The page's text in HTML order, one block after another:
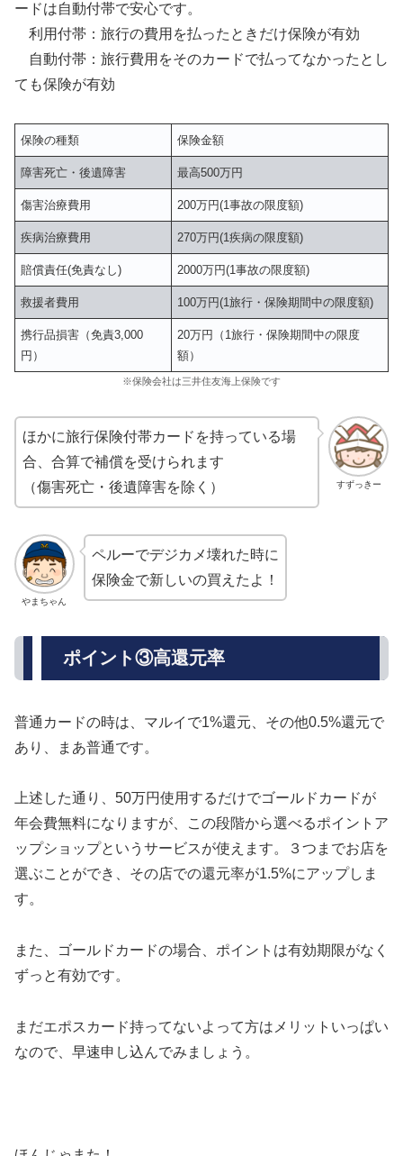
ードは自動付帯で安心です。
利用付帯：旅行の費用を払ったときだけ保険が有効
自動付帯：旅行費用をそのカードで払ってなかったとし
ても保険が有効
保険の種類 保険金額
障害死亡・後遺障害 最高500万円
傷害治療費用 200万円(1事故の限度額)
疾病治療費用 270万円(1疾病の限度額)
賠償責任(免責なし) 2000万円(1事故の限度額)
救援者費用 100万円(1旅行・保険期間中の限度額)
携行品損害（免責3,000
円）
20万円（1旅行・保険期間中の限度
額）
※保険会社は三井住友海上保険です
すずっきー
ほかに旅行保険付帯カードを持っている場
合、合算で補償を受けられます
（傷害死亡・後遺障害を除く）
やまちゃん
ペルーでデジカメ壊れた時に
保険金で新しいの買えたよ！
ポイント③高還元率
普通カードの時は、マルイで1%還元、その他0.5%還元で
あり、まあ普通です。
上述した通り、50万円使用するだけでゴールドカードが
年会費無料になりますが、この段階から選べるポイントア
ップショップというサービスが使えます。３つまでお店を
選ぶことができ、その店での還元率が1.5%にアップしま
す。
また、ゴールドカードの場合、ポイントは有効期限がなく
ずっと有効です。
まだエポスカード持ってないよって方はメリットいっぱい
なので、早速申し込んでみましょう。